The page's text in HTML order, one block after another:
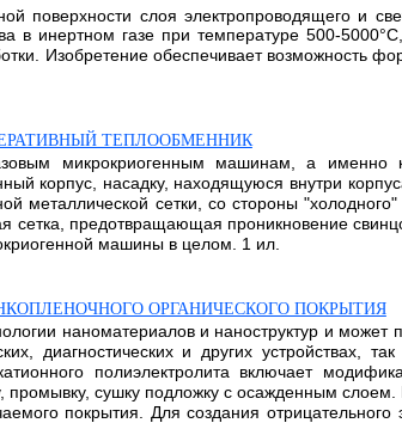
поверхности слоя электропроводящего и
в инертном газе при температуре 500-
Изобретение обеспечивает возможность
ТЕПЛООБМЕННИК
микрокриогенным машинам, а именно
корпус, насадку, находящуюся внутри
металлической сетки, со стороны
сетка, предотвращающая проникновение
машины в целом. 1 ил.
ОРГАНИЧЕСКОГО ПОКРЫТИЯ
наноматериалов и наноструктур и
диагностических и других устройствах,
полиэлектролита включает
промывку, сушку подложку с осажденным
покрытия. Для создания